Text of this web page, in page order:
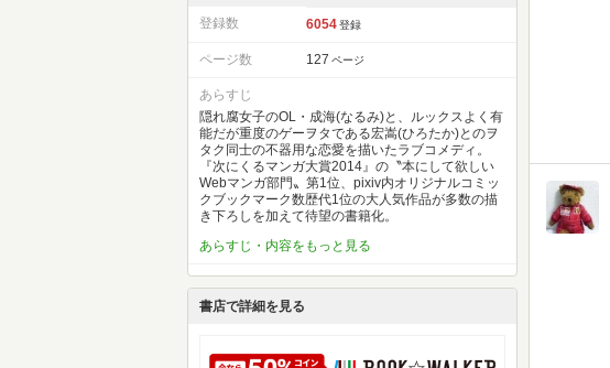
登録数 6054 登録
ページ数 127 ページ
あらすじ
隠れ腐女子のOL・成海(なるみ)と、ルックスよく有
能だが重度のゲーヲタである宏嵩(ひろたか)とのヲ
タク同士の不器用な恋愛を描いたラブコメディ。
『次にくるマンガ大賞2014』の〝本にして欲しい
Webマンガ部門〟第1位、pixiv内オリジナルコミッ
クブックマーク数歴代1位の大人気作品が多数の描
き下ろしを加えて待望の書籍化。
あらすじ・内容をもっと見る
書店で詳細を見る